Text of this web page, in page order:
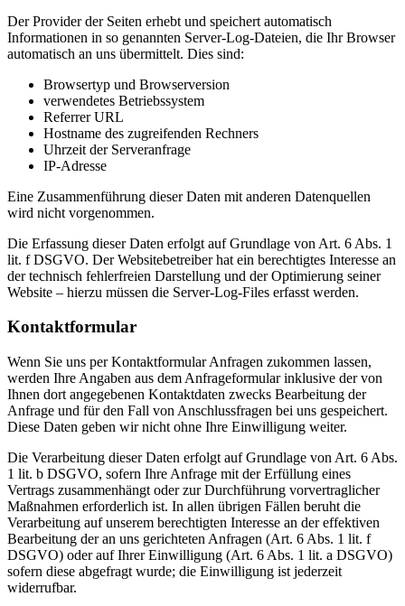
Der Provider der Seiten erhebt und speichert automatisch
Informationen in so genannten Server-Log-Dateien, die Ihr Browser
automatisch an uns übermittelt. Dies sind:
Browsertyp und Browserversion
verwendetes Betriebssystem
Referrer URL
Hostname des zugreifenden Rechners
Uhrzeit der Serveranfrage
IP-Adresse
Eine Zusammenführung dieser Daten mit anderen Datenquellen
wird nicht vorgenommen.
Die Erfassung dieser Daten erfolgt auf Grundlage von Art. 6 Abs. 1
lit. f DSGVO. Der Websitebetreiber hat ein berechtigtes Interesse an
der technisch fehlerfreien Darstellung und der Optimierung seiner
Website – hierzu müssen die Server-Log-Files erfasst werden.
Kontaktformular
Wenn Sie uns per Kontaktformular Anfragen zukommen lassen,
werden Ihre Angaben aus dem Anfrageformular inklusive der von
Ihnen dort angegebenen Kontaktdaten zwecks Bearbeitung der
Anfrage und für den Fall von Anschlussfragen bei uns gespeichert.
Diese Daten geben wir nicht ohne Ihre Einwilligung weiter.
Die Verarbeitung dieser Daten erfolgt auf Grundlage von Art. 6 Abs.
1 lit. b DSGVO, sofern Ihre Anfrage mit der Erfüllung eines
Vertrags zusammenhängt oder zur Durchführung vorvertraglicher
Maßnahmen erforderlich ist. In allen übrigen Fällen beruht die
Verarbeitung auf unserem berechtigten Interesse an der effektiven
Bearbeitung der an uns gerichteten Anfragen (Art. 6 Abs. 1 lit. f
DSGVO) oder auf Ihrer Einwilligung (Art. 6 Abs. 1 lit. a DSGVO)
sofern diese abgefragt wurde; die Einwilligung ist jederzeit
widerrufbar.